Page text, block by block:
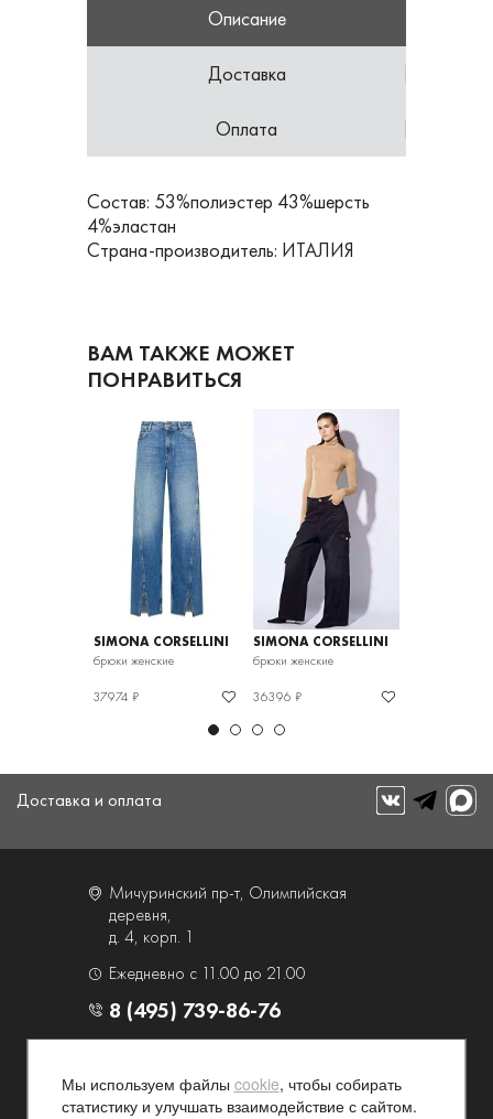
Описание
Доставка
Оплата
Состав: 53%полиэстер 43%шерсть
4%эластан
Страна-производитель: ИТАЛИЯ
ВАМ ТАКЖЕ МОЖЕТ
ПОНРАВИТЬСЯ
SIMONA CORSELLINI
брюки женские
37974 ₽
SIMONA CORSELLINI
брюки женские
36396 ₽
Доставка и оплата
Мичуринский пр-т, Олимпийская
деревня,
д. 4, корп. 1
Ежедневно с 11.00 до 21.00
8 (495) 739-86-76
Контакты и схема проезда
Наши преимущества
Мы используем файлы cookie, чтобы собирать
статистику и улучшать взаимодействие с сайтом.